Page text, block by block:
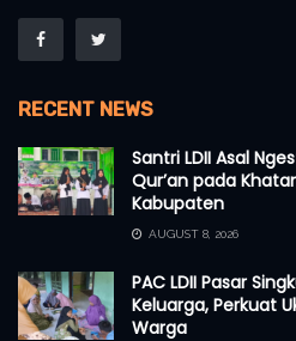
RECENT NEWS
Santri LDII Asal
Qur’an pada
Kabupaten
AUGUST 8, 2026
PAC LDII Pasar
Keluarga, Perkuat
Warga